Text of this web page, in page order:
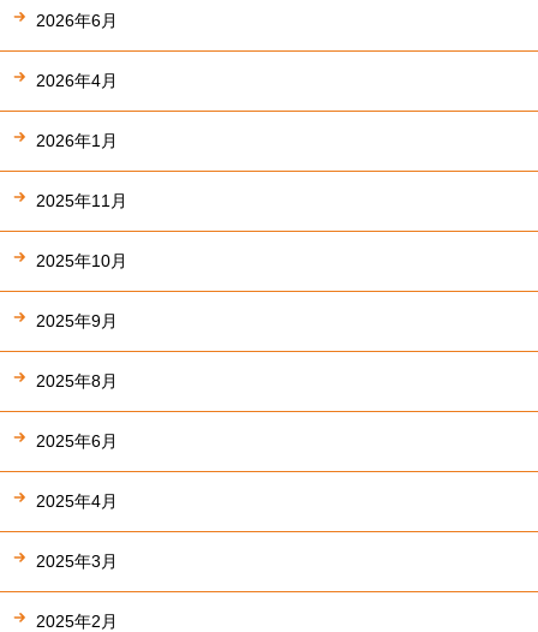
2026年6月
2026年4月
2026年1月
2025年11月
2025年10月
2025年9月
2025年8月
2025年6月
2025年4月
2025年3月
2025年2月